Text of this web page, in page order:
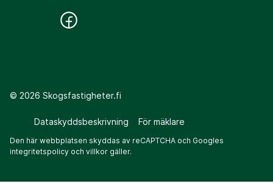
© 2026 Skogsfastigheter.fi
Dataskyddsbeskrivning För mäklare
Den här webbplatsen skyddas av reCAPTCHA och Googles
integritetspolicy och villkor gäller.